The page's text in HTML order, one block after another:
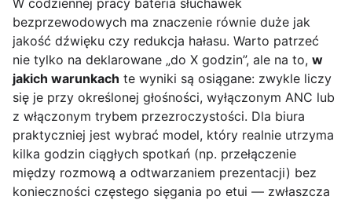
W codziennej pracy bateria słuchawek
bezprzewodowych ma znaczenie równie duże jak
jakość dźwięku czy redukcja hałasu. Warto patrzeć
nie tylko na deklarowane „do X godzin”, ale na to, w
jakich warunkach te wyniki są osiągane: zwykle liczy
się je przy określonej głośności, wyłączonym ANC lub
z włączonym trybem przezroczystości. Dla biura
praktyczniej jest wybrać model, który realnie utrzyma
kilka godzin ciągłych spotkań (np. przełączenie
między rozmową a odtwarzaniem prezentacji) bez
konieczności częstego sięgania po etui — zwłaszcza